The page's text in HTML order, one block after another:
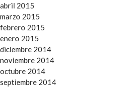
abril 2015
marzo 2015
febrero 2015
enero 2015
diciembre 2014
noviembre 2014
octubre 2014
septiembre 2014